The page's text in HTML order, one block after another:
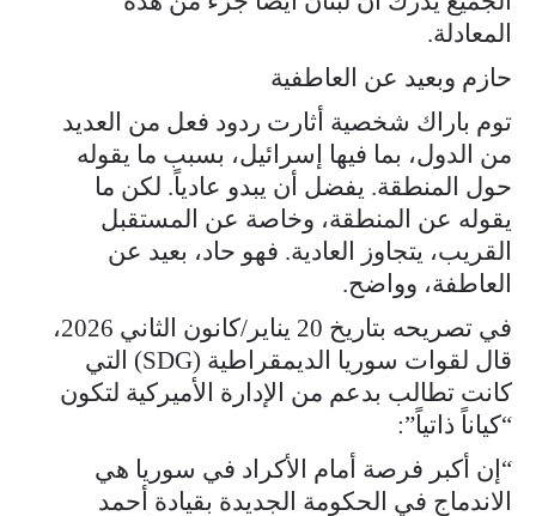
المعادلة.
حازم وبعيد عن العاطفية
توم باراك شخصية أثارت ردود فعل من العديد
من الدول، بما فيها إسرائيل، بسبب ما يقوله
حول المنطقة. يفضل أن يبدو عادياً. لكن ما
يقوله عن المنطقة، وخاصة عن المستقبل
القريب، يتجاوز العادية. فهو حاد، بعيد عن
العاطفة، وواضح.
في تصريحه بتاريخ 20 يناير/كانون الثاني 2026،
قال لقوات سوريا الديمقراطية (SDG) التي
كانت تطالب بدعم من الإدارة الأميركية لتكون
“كياناً ذاتياً”:
“إن أكبر فرصة أمام الأكراد في سوريا هي
الاندماج في الحكومة الجديدة بقيادة أحمد